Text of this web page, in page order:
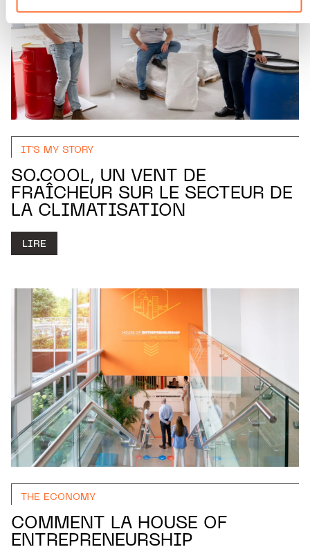
protection des données personnelles.
IT'S MY STORY
SO.COOL, UN VENT DE
FRAÎCHEUR SUR LE SECTEUR DE
LA CLIMATISATION
LIRE
THE ECONOMY
COMMENT LA HOUSE OF
ENTREPRENEURSHIP